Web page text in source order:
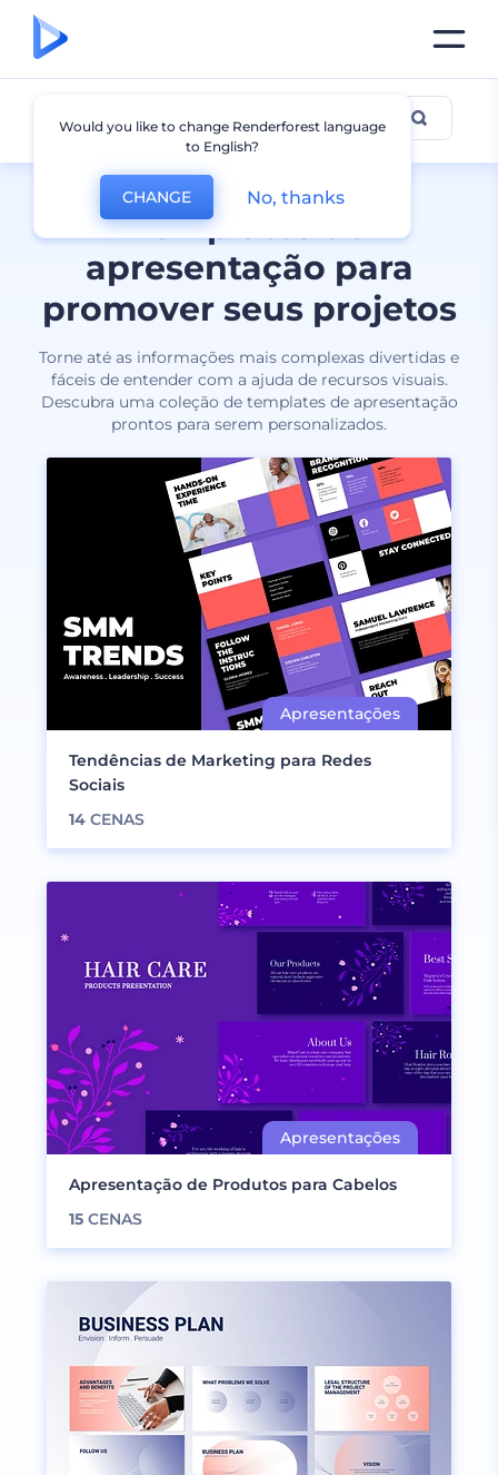
Templates de
apresentação para
promover seus projetos
Torne até as informações mais complexas divertidas e
fáceis de entender com a ajuda de recursos visuais.
Descubra uma coleção de templates de apresentação
prontos para serem personalizados.
Apresentações
Tendências de Marketing para Redes
Sociais
14 CENAS
Apresentação de Produtos para Cabelos
15 CENAS
Would you like to change Renderforest language
to English?
CHANGE No, thanks